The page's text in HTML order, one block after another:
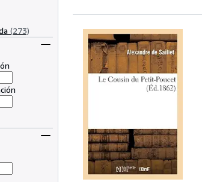
(273)